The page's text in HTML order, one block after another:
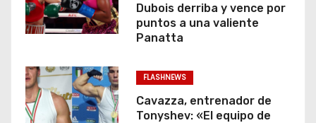
Dubois derriba y vence por
puntos a una valiente
Panatta
FLASHNEWS
Cavazza, entrenador de
Tonyshev: «El equipo de